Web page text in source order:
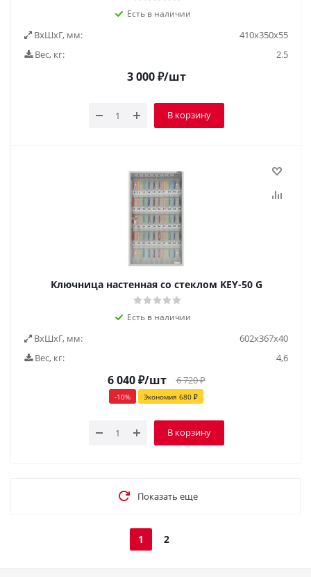
Есть в наличии
ВxШxГ, мм:
410х350х55
Вес, кг:
2.5
3 000₽/шт
В корзину
Ключница настенная со стеклом KEY-50 G
Есть в наличии
ВxШxГ, мм:
602x367x40
Вес, кг:
4,6
6 040₽/шт 6 720₽
-10% Экономия 680 ₽
В корзину
Показать еще
1 2